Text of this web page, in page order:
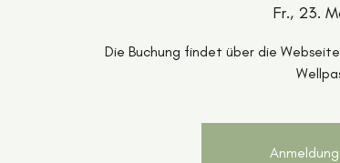
Fr., 23.
Die Buchung findet über die